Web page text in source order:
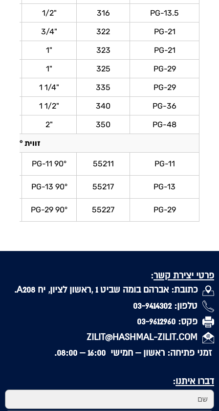
PG-13.5
316
"1/2
PG-21
322
"3/4
PG-21
323
"1
PG-29
325
"1
PG-29
335
"1/4 1
PG-36
340
"1/2 1
PG-48
350
"2
זווית 90°
PG-11
55211
90° PG-11
PG-13
55217
90° PG-13
PG-29
55227
90° PG-29
פרטי יצירת קשר:
כתובת: אברהם בומה שביט 1 ,ראשון לציון, יח A208.
טלפון: 03-9414302
פקס: 03-9612960
ZILIT@HASHMAL-ZILIT.COM
זמני פתיחה: ראשון – חמישי 16:00 – 08:00.
דברו איתנו: